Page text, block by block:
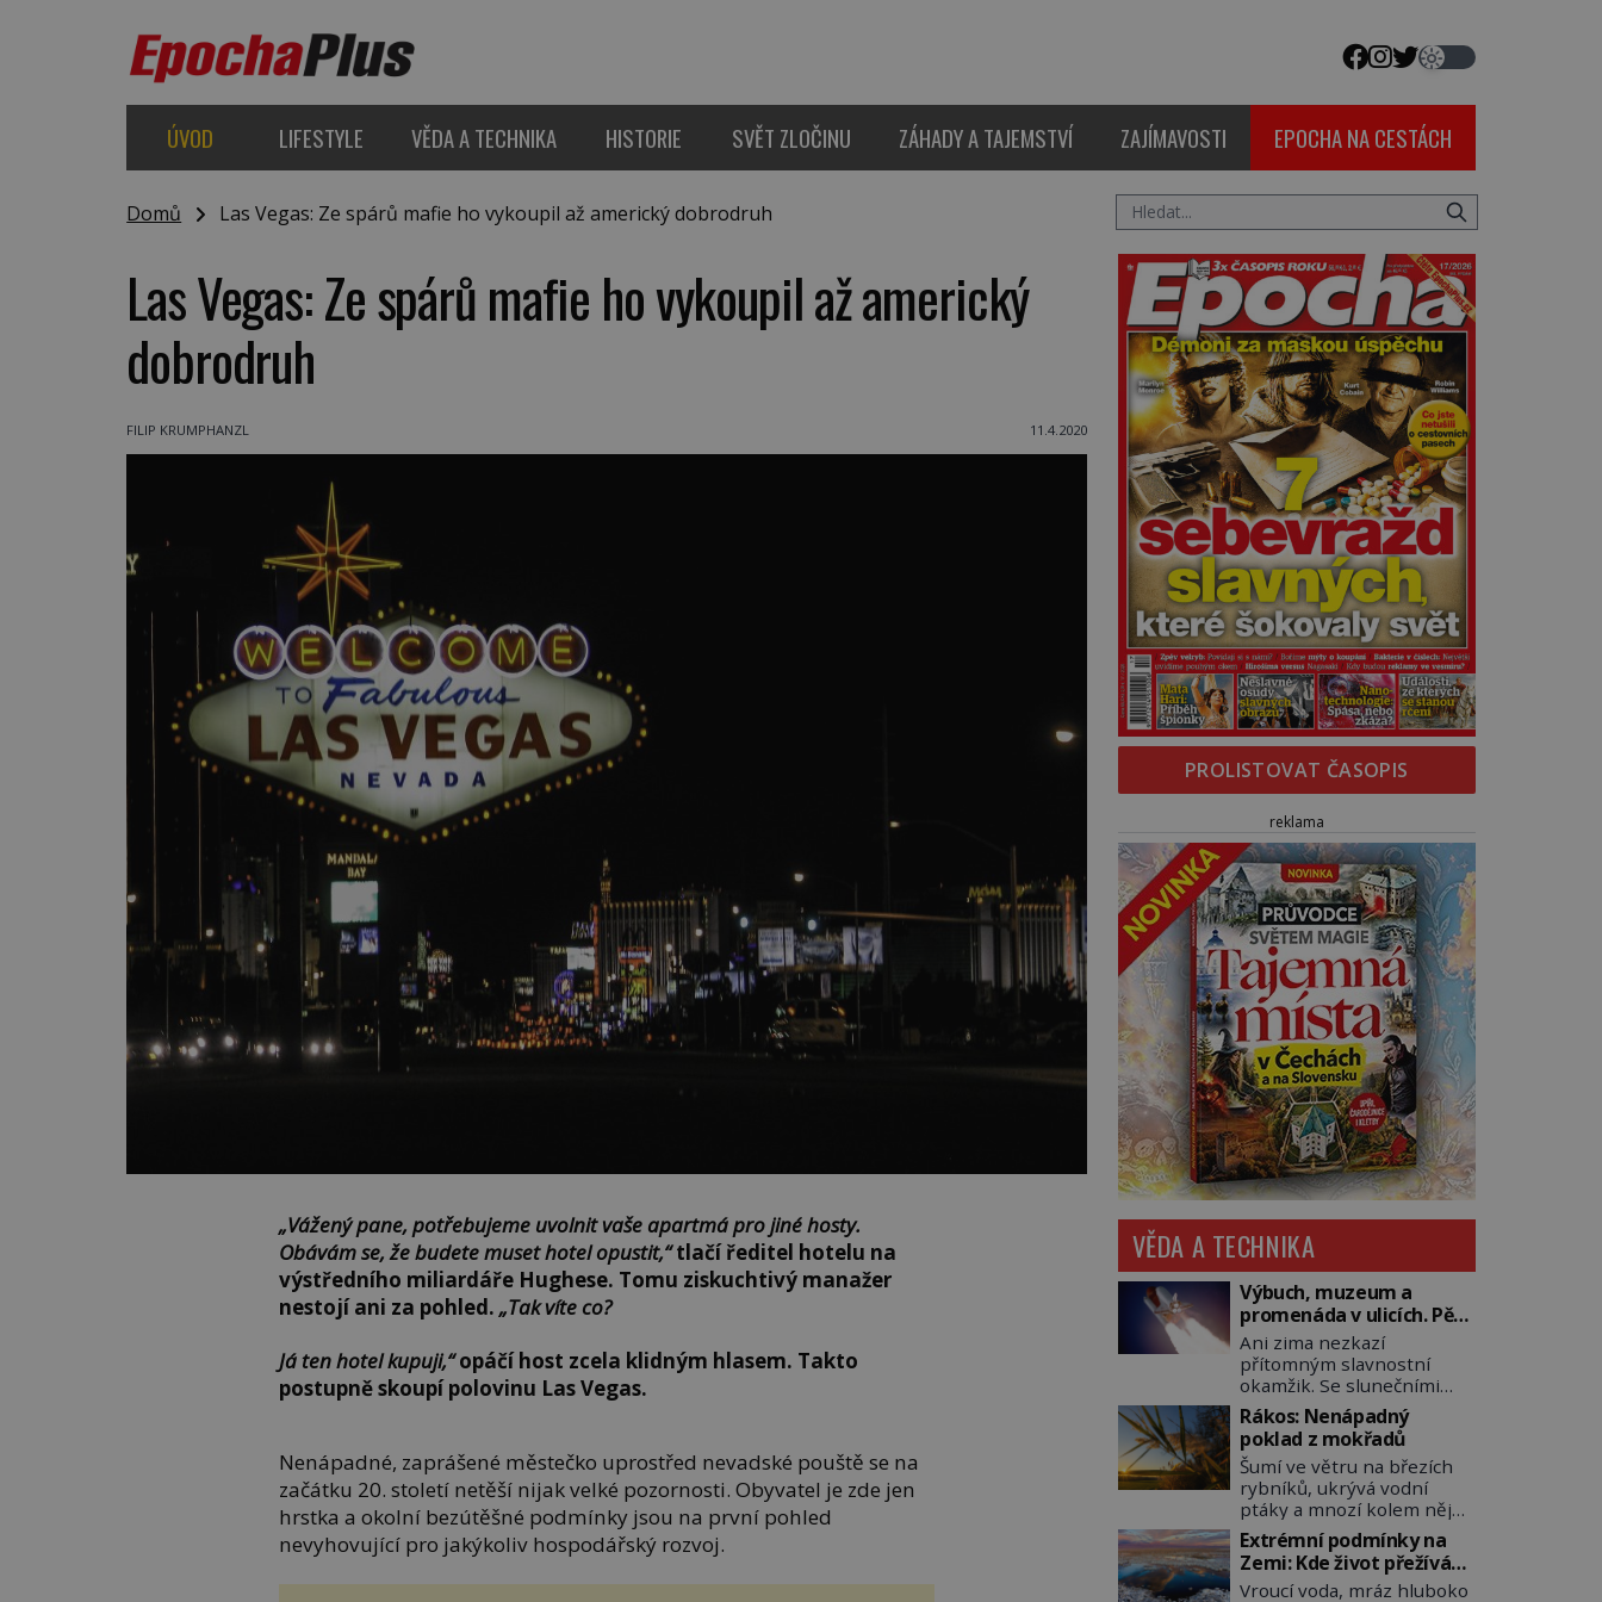
ÚVOD LIFESTYLE VĚDA A TECHNIKA HISTORIE SVĚT ZLOČINU ZÁHADY A TAJEMSTVÍ ZAJÍMAVOSTI EPOCHA NA CESTÁCH
Domů Las Vegas: Ze spárů mafie ho vykoupil až americký dobrodruh
Las Vegas: Ze spárů mafie ho vykoupil až americký
dobrodruh
FILIP KRUMPHANZL 11.4.2020
„Vážený pane, potřebujeme uvolnit vaše apartmá pro jiné hosty.
Obávám se, že budete muset hotel opustit,“tlačí ředitel hotelu na
výstředního miliardáře Hughese. Tomu ziskuchtivý manažer
nestojí ani za pohled.„Tak víte co?
Já ten hotel kupuji,“opáčí host zcela klidným hlasem. Takto
postupně skoupí polovinu Las Vegas.
Nenápadné, zaprášené městečko uprostřed nevadské pouště se na
začátku 20. století netěší nijak velké pozornosti. Obyvatel je zde jen
hrstka a okolní bezútěšné podmínky jsou na první pohled
nevyhovující pro jakýkoliv hospodářský rozvoj.
PROLISTOVAT ČASOPIS
reklama
VĚDA A TECHNIKA
Výbuch, muzeum a
promenáda v ulicích. Pět
osudů nejslavnějších
raketoplánů
Ani zima nezkazí
přítomným slavnostní
okamžik. Se slunečními
brýlemi hledí na startující
raketu, která má do
vesmíru vynést kromě
posádky také obyčejnou
učitelku. Po několika
sekundách všem ztuhnou
úsměvy, stroj totiž
exploduje. Jejich
konstrukce není z levného
Rákos: Nenápadný
poklad z mokřadů
Šumí ve větru na březích
rybníků, ukrývá vodní
ptáky a mnozí kolem něj
procházejí bez povšimnutí.
Přesto právě rákos
pomáhal stavět domy,
vyrábět lodě, zapisovat
Extrémní podmínky na
Zemi: Kde život přežívá
navzdory všemu
Vroucí voda, mráz hluboko